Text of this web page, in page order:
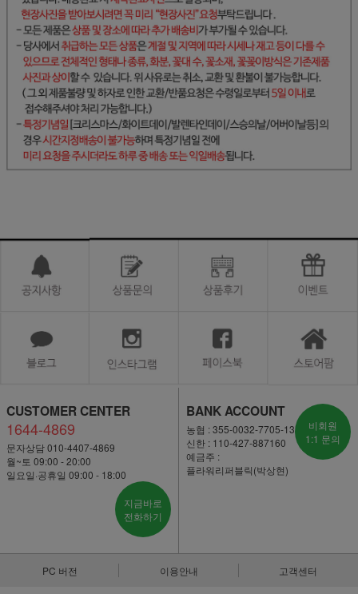
CUSTOMER CENTER
1644-4869
문자상담 010-4407-4869
월~토 09:00 - 20:00
일요일·공휴일 09:00 - 18:00
지금바로
전화하기
BANK ACCOUNT
농협 : 355-0032-7705-13
신한 : 110-427-887160
예금주 :
플라워리퍼블릭(박상현)
비회원
1:1 문의
PC 버전 이용안내 고객센터